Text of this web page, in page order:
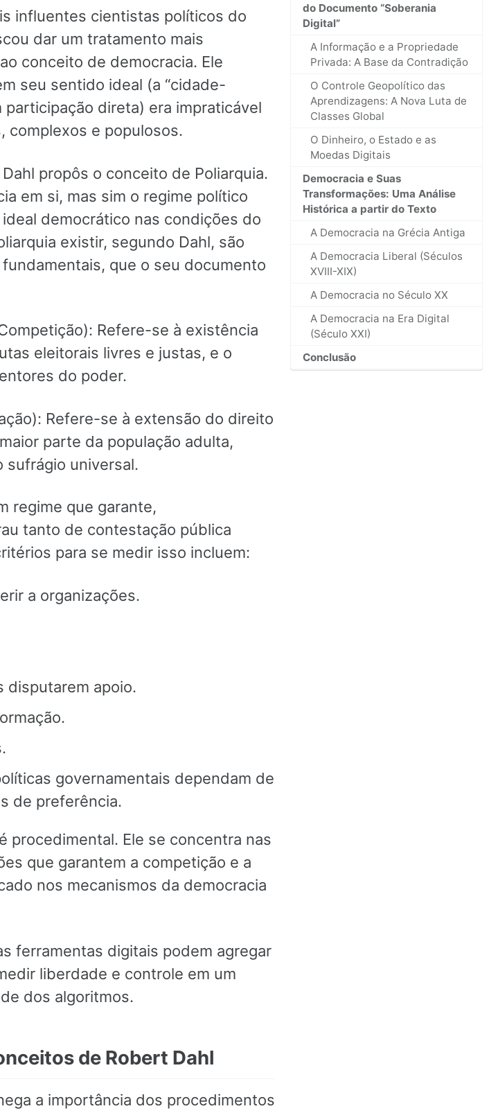
do Documento “Soberania
Digital”
A Informação e a Propriedade
Privada: A Base da Contradição
O Controle Geopolítico das
Aprendizagens: A Nova Luta de
Classes Global
O Dinheiro, o Estado e as
Moedas Digitais
Democracia e Suas
Transformações: Uma Análise
Histórica a partir do Texto
A Democracia na Grécia Antiga
A Democracia Liberal (Séculos
XVIII-XIX)
A Democracia no Século XX
A Democracia na Era Digital
(Século XXI)
Conclusão
influentes cientistas políticos do
dar um tratamento mais
conceito de democracia. Ele
seu sentido ideal (a “cidade-
participação direta) era impraticável
complexos e populosos.
propôs o conceito de Poliarquia.
em si, mas sim o regime político
democrático nas condições do
existir, segundo Dahl, são
que o seu documento
Refere-se à existência
eleitorais livres e justas, e o
do poder.
Refere-se à extensão do direito
parte da população adulta,
sufrágio universal.
regime que garante,
tanto de contestação pública
para se medir isso incluem:
a organizações.
disputarem apoio.
governamentais dependam de
de preferência.
procedimental. Ele se concentra nas
que garantem a competição e a
nos mecanismos da democracia
ferramentas digitais podem agregar
liberdade e controle em um
dos algoritmos.
de Robert Dahl
a importância dos procedimentos